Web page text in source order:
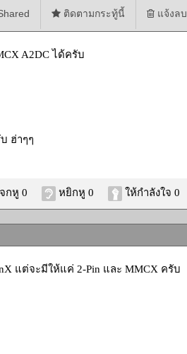
ติดตามกระทู้นี้ แจ้งลบ
A2DC ได้ครับ
ฮ่าๆๆ
ให้กำลังใจ 0
หยิกหู 0
กหู 0
แต่จะมีให้แค่ 2-Pin และ MMCX ครับ